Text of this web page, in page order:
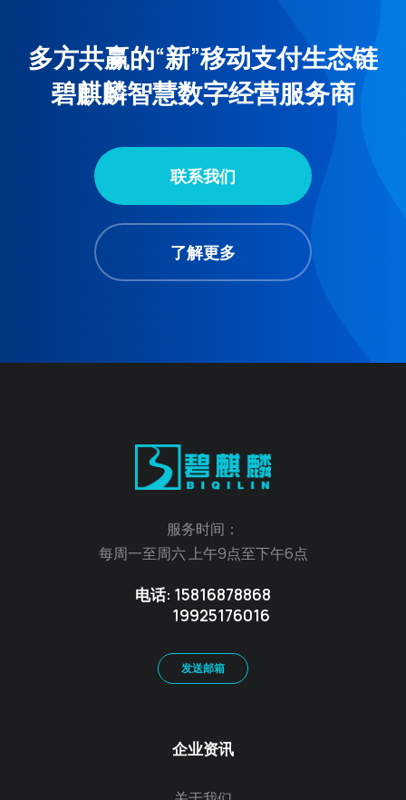
多方共赢的“新”移动支付生态链
碧麒麟智慧数字经营服务商
联系我们
了解更多
服务时间：
每周一至周六 上午9点至下午6点
电话: 15816878868
19925176016
发送邮箱
企业资讯